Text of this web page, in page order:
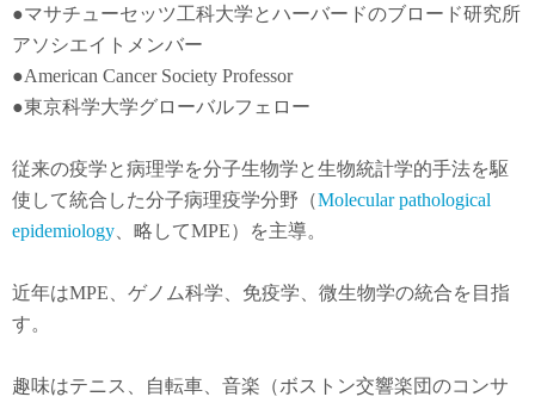
●マサチューセッツ工科大学とハーバードのブロード研究所
アソシエイトメンバー
●American Cancer Society Professor
●東京科学大学グローバルフェロー
従来の疫学と病理学を分子生物学と生物統計学的手法を駆
使して統合した分子病理疫学分野（Molecular pathological
epidemiology 、略してMPE）を主導。
近年はMPE 、ゲノム科学、免疫学、微生物学の統合を目指
す。
趣味はテニス、自転車、音楽（ボストン交響楽団のコンサ